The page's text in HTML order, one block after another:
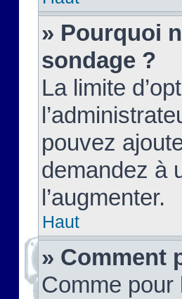
» Pourquoi
sondage ?
La limite
pouvez
demandez à
l’augmenter.
Haut
» Comment
Comme